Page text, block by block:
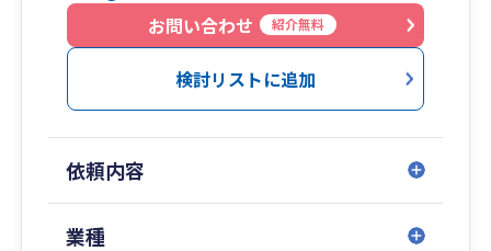
長期的な事業計画、短期的な資金・利益計画を一
緒に作成し、融資や節税・補助金等をご案内
し”キャッシュフロー”をサポートいたします。
ポート可能です。
リモート面談も実施しているため、全国のお客様
お問い合わせ
紹介無料
検討リストに追加
依頼内容
業種